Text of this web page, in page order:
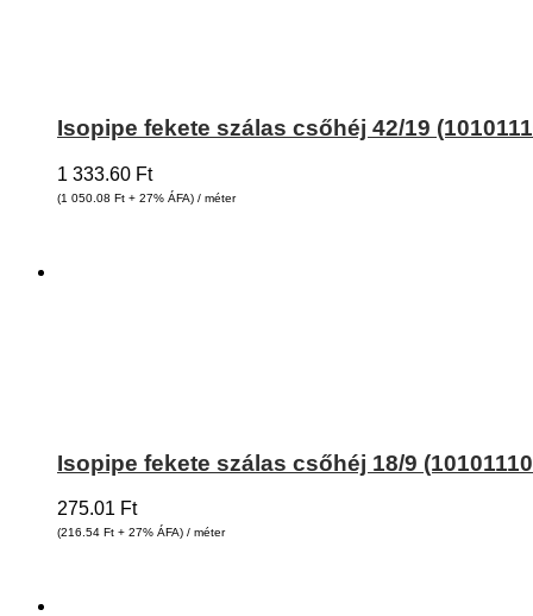
Isopipe fekete szálas csőhéj 42/19
1 333.60 Ft
(1 050.08 Ft + 27% ÁFA) / méter
Isopipe fekete szálas csőhéj 18/9
275.01 Ft
(216.54 Ft + 27% ÁFA) / méter